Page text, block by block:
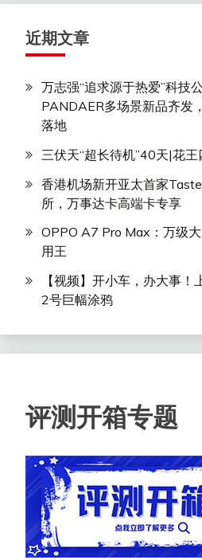
近期文章
万志强“追求源于热爱”科技
PANDAER多场景新品齐发
落地
三伏天“超长待机”40天|花
香港机场新开亚太首家
所，万事达卡高端卡专享
OPPO A7 Pro Max：万级
用王
【视频】开小车，办大事
2号巨幅涂鸦
评测开箱专题